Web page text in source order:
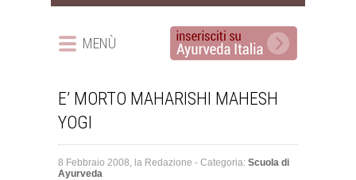
MENÙ
E’ MORTO MAHARISHI MAHESH
YOGI
8 Febbraio 2008, la Redazione - Categoria: Scuola di
Ayurveda